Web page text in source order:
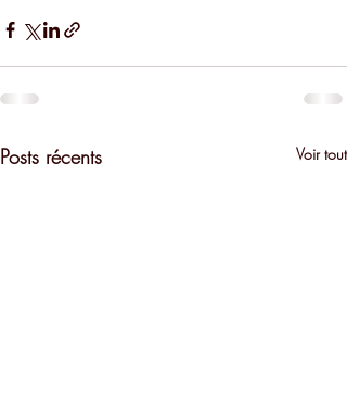
Posts récents Voir tout